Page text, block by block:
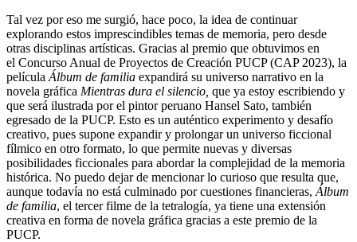
Tal vez por eso me surgió, hace poco, la idea de continuar
explorando estos imprescindibles temas de memoria, pero desde
otras disciplinas artísticas. Gracias al premio que obtuvimos en
el Concurso Anual de Proyectos de Creación PUCP (CAP 2023), la
película Álbum de familia expandirá su universo narrativo en la
novela gráfica Mientras dura el silencio que ya estoy escribiendo y
que será ilustrada por el pintor peruano Hansel Sato, también
egresado de la PUCP. Esto es un auténtico experimento y desafío
creativo, pues supone expandir y prolongar un universo ficcional
fílmico en otro formato, lo que permite nuevas y diversas
posibilidades ficcionales para abordar la complejidad de la memoria
histórica. No puedo dejar de mencionar lo curioso que resulta que,
aunque todavía no está culminado por cuestiones financieras, Álbum
de familia, el tercer filme de la tetralogía, ya tiene una extensión
creativa en forma de novela gráfica gracias a este premio de la
PUCP.